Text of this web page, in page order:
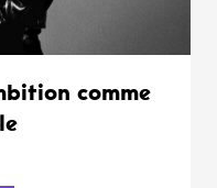
comme